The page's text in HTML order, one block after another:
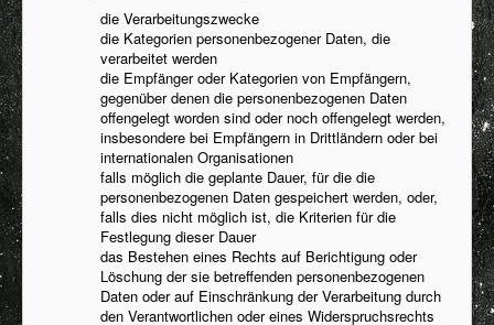
die Verarbeitungszwecke
die Kategorien personenbezogener Daten, die
verarbeitet werden
die Empfänger oder Kategorien von Empfängern,
gegenüber denen die personenbezogenen Daten
offengelegt worden sind oder noch offengelegt werden,
insbesondere bei Empfängern in Drittländern oder bei
internationalen Organisationen
falls möglich die geplante Dauer, für die die
personenbezogenen Daten gespeichert werden, oder,
falls dies nicht möglich ist, die Kriterien für die
Festlegung dieser Dauer
das Bestehen eines Rechts auf Berichtigung oder
Löschung der sie betreffenden personenbezogenen
Daten oder auf Einschränkung der Verarbeitung durch
den Verantwortlichen oder eines Widerspruchsrechts